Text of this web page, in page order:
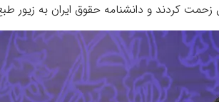
کردند و دانشنامه حقوق ایران به زیور